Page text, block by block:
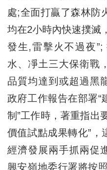
處;全面打贏了森林防
均在2小時內快速撲滅
發生,雷擊火不過夜
水、凈土三大保衛戰
品質均達到或超過黑
政府工作報告在部署“
制”工作時，著重指出
價值試點成果轉化”，
經濟發展兩手抓兩促
興安嶺地委行署將按